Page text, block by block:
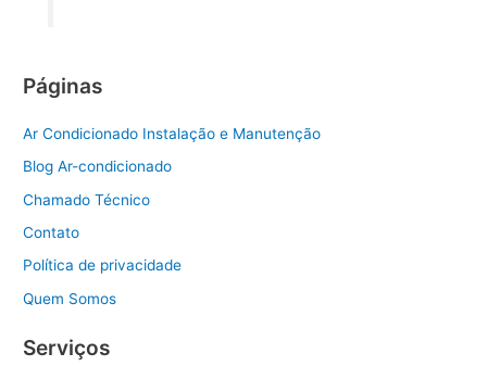
Páginas
Ar Condicionado Instalação e Manutenção
Blog Ar-condicionado
Chamado Técnico
Contato
Política de privacidade
Quem Somos
Serviços